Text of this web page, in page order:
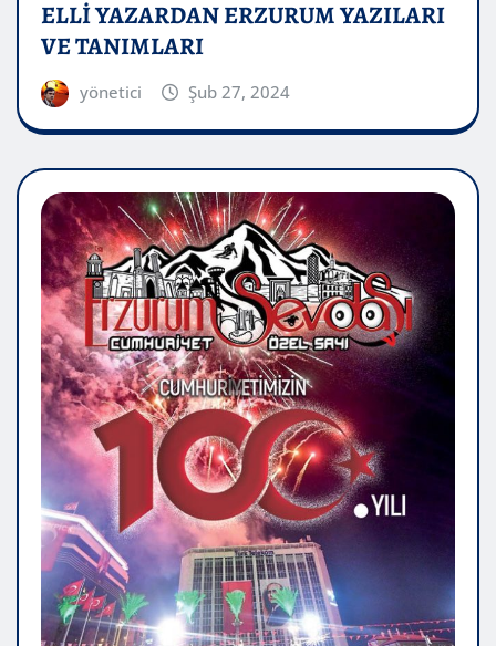
ELLİ YAZARDAN ERZURUM YAZILARI
VE TANIMLARI
yönetici Şub 27, 2024